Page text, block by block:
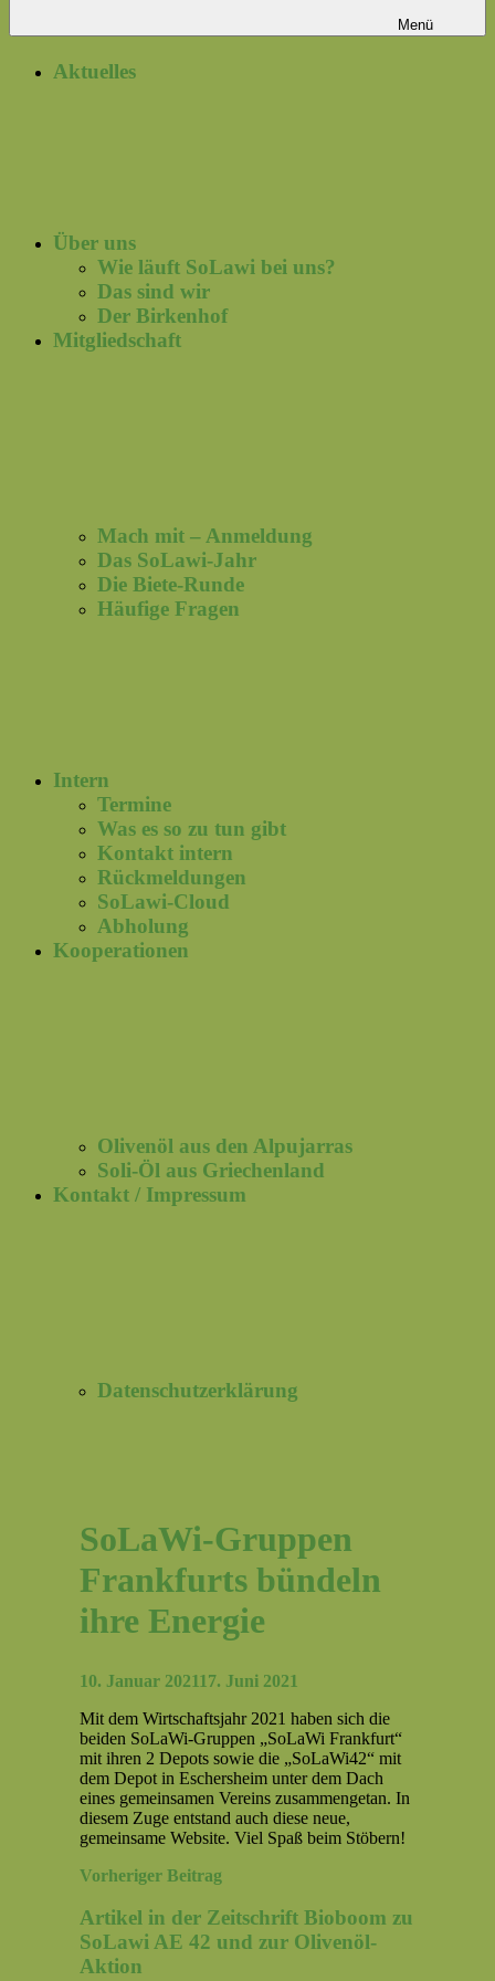
Menü
Aktuelles
Über uns
Wie läuft SoLawi bei uns?
Das sind wir
Der Birkenhof
Mitgliedschaft
Mach mit – Anmeldung
Das SoLawi-Jahr
Die Biete-Runde
Häufige Fragen
Intern
Termine
Was es so zu tun gibt
Kontakt intern
Rückmeldungen
SoLawi-Cloud
Abholung
Kooperationen
Olivenöl aus den Alpujarras
Soli-Öl aus Griechenland
Kontakt / Impressum
Datenschutzerklärung
SoLaWi-Gruppen
Frankfurts bündeln
ihre Energie
10. Januar 202117. Juni 2021
Mit dem Wirtschaftsjahr 2021 haben sich die
beiden SoLaWi-Gruppen „SoLaWi Frankfurt“
mit ihren 2 Depots sowie die „SoLaWi42“ mit
dem Depot in Eschersheim unter dem Dach
eines gemeinsamen Vereins zusammengetan. In
diesem Zuge entstand auch diese neue,
gemeinsame Website. Viel Spaß beim Stöbern!
Beitragsnavigation
Vorheriger Beitrag
Artikel in der Zeitschrift Bioboom zu
SoLawi AE 42 und zur Olivenöl-
Aktion